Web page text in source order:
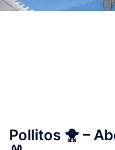
Pollitos 🐥 –